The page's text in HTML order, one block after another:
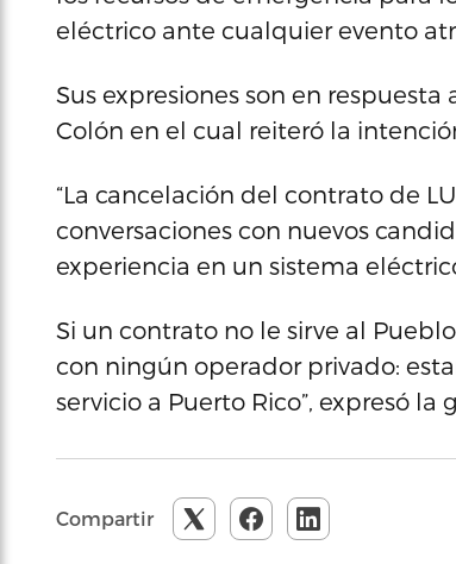
eléctrico ante cualquier evento
Sus expresiones son en
Colón en el cual reiteró la
“La cancelación del contrato de
conversaciones con nuevos
experiencia en un sistema
Si un contrato no le sirve al
con ningún operador privado:
servicio a Puerto Rico”, expresó la
Compartir